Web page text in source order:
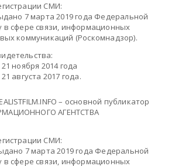
СМИ:
7 марта 2019 года Федеральной
в сфере связи, информационных
коммуникаций (Роскомнадзор).
ноября 2014 года
августа 2017 года.
– основной публикатор
АГЕНТСТВА
СМИ:
7 марта 2019 года Федеральной
в сфере связи, информационных